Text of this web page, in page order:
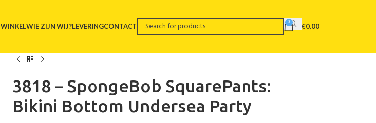
WINKELWIE ZIJN WIJ?LEVERINGCONTACT 0 €0.00
3818 – SpongeBob SquarePants:
Bikini Bottom Undersea Party